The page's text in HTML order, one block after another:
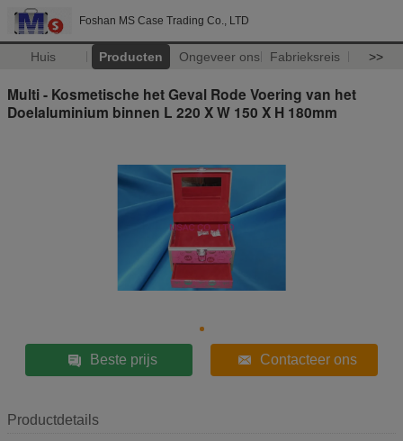
Foshan MS Case Trading Co., LTD
Huis Producten Ongeveer ons Fabrieksreis >>
Multi - Kosmetische het Geval Rode Voering van het
Doelaluminium binnen L 220 X W 150 X H 180mm
Beste prijs Contacteer ons
Productdetails